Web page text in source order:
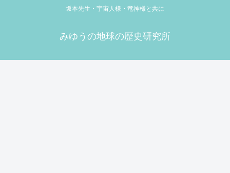
坂本先生・宇宙人様・竜神様と共に
みゆうの地球の歴史研究所